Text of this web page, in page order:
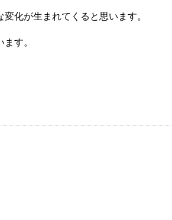
化が生まれてくると思います。
す。